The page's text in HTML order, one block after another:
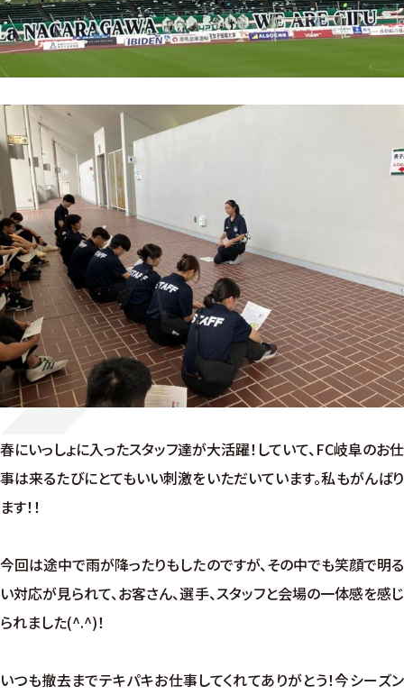
春にいっしょに入ったスタッフ達が大活躍！していて、FC岐阜のお仕
事は来るたびにとてもいい刺激をいただいています。私もがんばり
ます！！
今回は途中で雨が降ったりもしたのですが、その中でも笑顔で明る
い対応が見られて、お客さん、選手、スタッフと会場の一体感を感じ
られました(^.^)！
いつも撤去までテキパキお仕事してくれてありがとう！今シーズン